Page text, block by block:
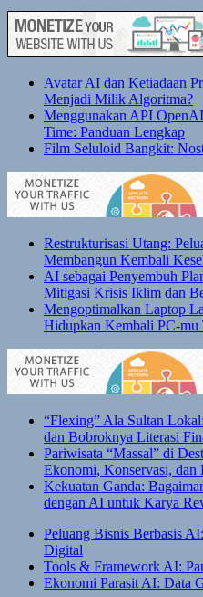
Avatar AI dan Ketiadaan
Menjadi Milik Algoritma?
Menggunakan API
Time: Panduan Lengkap
Film Seluloid Bangkit:
Restrukturisasi Utang:
Membangun Kembali
AI sebagai Penyembuh
Mitigasi Krisis Iklim dan
Mengoptimalkan Laptop
Hidupkan Kembali PC-mu
“Flexing” Ala Sultan
dan Bobroknya Literasi
Pariwisata “Massal” di
Ekonomi, Konservasi, dan
Kekuatan Ganda:
dengan AI untuk Karya
Peluang Bisnis Berbasis
Digital
Tools & Framework AI:
Ekonomi Parasit AI: Data